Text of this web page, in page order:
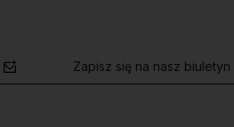
Zapisz się na nasz